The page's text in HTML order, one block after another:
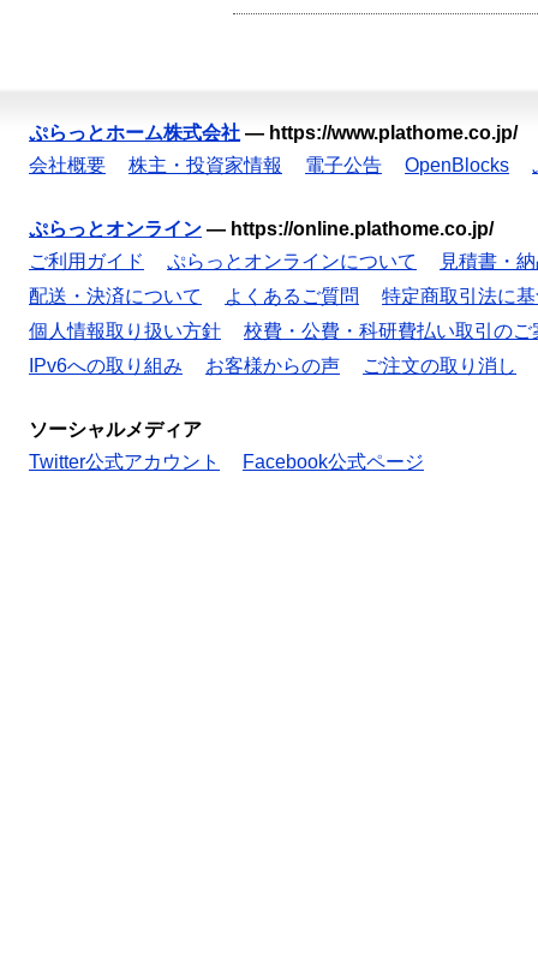
ぷらっとホーム株式会社 — https://www.plathome.co.jp/
会社概要
株主・投資家情報 電子公告 OpenBlocks
ぷらっとオンライン — https://online.plathome.co.jp/
ご利用ガイド
ぷらっとオンラインについて
見積書・
配送・決済について
よくあるご質問
特定商取引法に
個人情報取り扱い方針
校費・公費・科研費払い取引のご
IPv6への取り組み
お客様からの声 ご注文の取り消し
ソーシャルメディア
Twitter公式アカウント
Facebook公式ページ